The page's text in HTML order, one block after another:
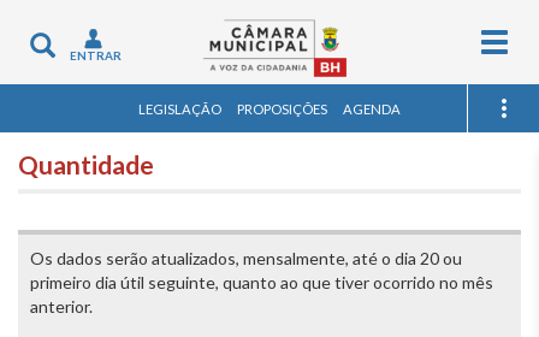
Toggle
navigation
ENTRAR
LEGISLAÇÃO PROPOSIÇÕES AGENDA
Quantidade
Os dados serão atualizados, mensalmente, até o dia 20 ou
primeiro dia útil seguinte, quanto ao que tiver ocorrido no mês
anterior.